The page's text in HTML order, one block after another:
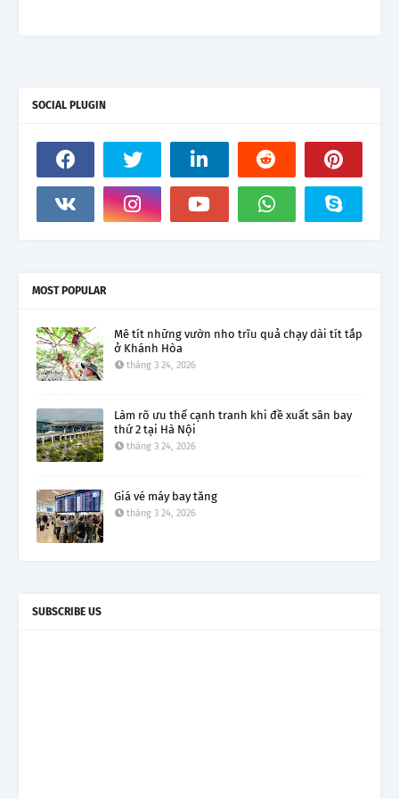
SOCIAL PLUGIN
MOST POPULAR
Mê tít những vườn nho trĩu quả chạy dài tít tắp
ở Khánh Hòa
tháng 3 24, 2026
Làm rõ ưu thế cạnh tranh khi đề xuất sân bay
thứ 2 tại Hà Nội
tháng 3 24, 2026
Giá vé máy bay tăng
tháng 3 24, 2026
SUBSCRIBE US